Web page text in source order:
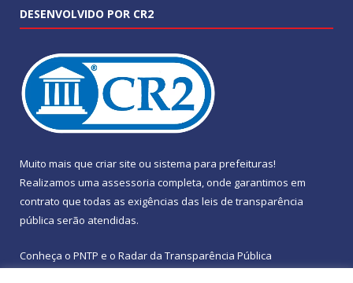
DESENVOLVIDO POR CR2
Muito mais que criar site ou sistema para prefeituras!
Realizamos uma assessoria completa, onde garantimos em
contrato que todas as exigências das leis de transparência
pública serão atendidas.
Conheça o PNTP e o Radar da Transparência Pública